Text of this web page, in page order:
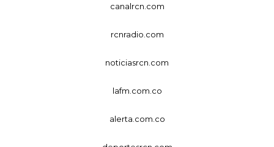
canalrcn.com
rcnradio.com
noticiasrcn.com
lafm.com.co
alerta.com.co